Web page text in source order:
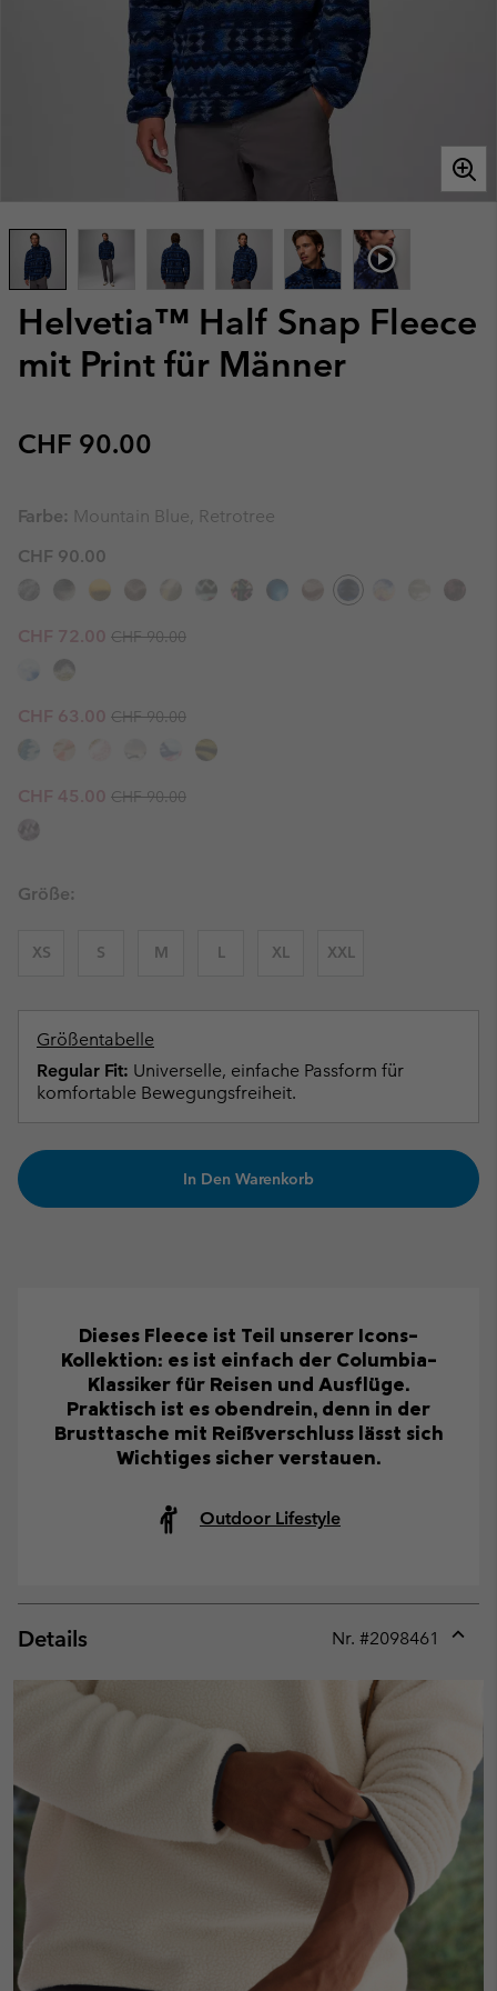
Helvetia™ Half Snap Fleece
mit Print für Männer
Regular price:
CHF 90.00
Farbe: Mountain Blue, Retrotree
CHF 90.00
Sale price:
CHF 72.00 Regular price:
CHF 90.00
Sale price:
CHF 63.00 Regular price:
CHF 90.00
Sale price:
CHF 45.00 Regular price:
CHF 90.00
Größe:
XS S M L XL XXL
Größentabelle
Regular Fit: Universelle, einfache Passform für
komfortable Bewegungsfreiheit.
In Den Warenkorb
Dieses Fleece ist Teil unserer Icons-
Kollektion: es ist einfach der Columbia-
Klassiker für Reisen und Ausflüge.
Praktisch ist es obendrein, denn in der
Brusttasche mit Reißverschluss lässt sich
Wichtiges sicher verstauen.
Outdoor Lifestyle
Details Nr. #2098461